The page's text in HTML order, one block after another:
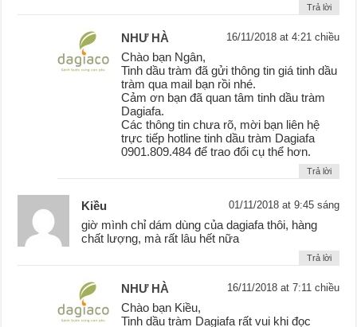
Trả lời
NHƯ HÀ 16/11/2018 at 4:21 chiều
Chào bạn Ngân,
Tinh dầu tràm đã gửi thông tin giá tinh dầu
tràm qua mail bạn rồi nhé.
Cảm ơn bạn đã quan tâm tinh dầu tràm
Dagiafa.
Các thông tin chưa rõ, mời bạn liên hệ
trực tiếp hotline tinh dầu tràm Dagiafa
0901.809.484 để trao đổi cụ thể hơn.
Trả lời
Kiều 01/11/2018 at 9:45 sáng
giờ mình chỉ dám dùng của dagiafa thôi, hàng
chất lượng, mà rất lâu hết nữa
Trả lời
NHƯ HÀ 16/11/2018 at 7:11 chiều
Chào bạn Kiều,
Tinh dầu tràm Dagiafa rất vui khi đọc